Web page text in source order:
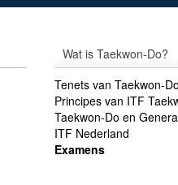
Wat is Taekwon-Do?
Tenets van Taekwon-Do
Principes van ITF
Taekwon-Do en
ITF Nederland
Examens